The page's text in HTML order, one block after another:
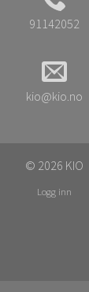
91142052
kio@kio.no
© 2026 KIO
Logg inn